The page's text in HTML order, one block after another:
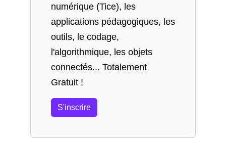
numérique (Tice), les
applications pédagogiques, les
outils, le codage,
l'algorithmique, les objets
connectés... Totalement
Gratuit !
S'inscrire